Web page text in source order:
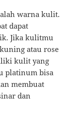
warna kulit.
dapat
Jika kulitmu
atau rose
kulit yang
platinum bisa
membuat
dan